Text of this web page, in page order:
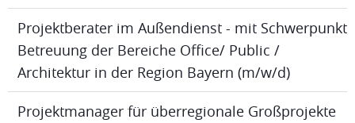
Projektberater im Außendienst - mit Schwerpunkt
Betreuung der Bereiche Office/ Public /
Architektur in der Region Bayern (m/w/d)
Projektmanager für überregionale Großprojekte